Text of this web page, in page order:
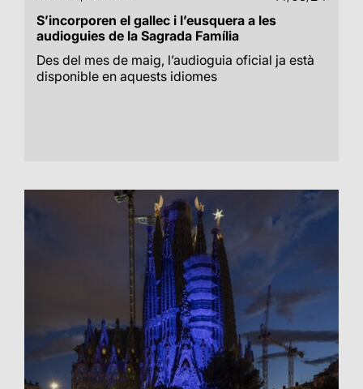
S’incorporen el gallec i l’eusquera a les
audioguies de la Sagrada Família
Des del mes de maig, l’audioguia oficial ja està
disponible en aquests idiomes